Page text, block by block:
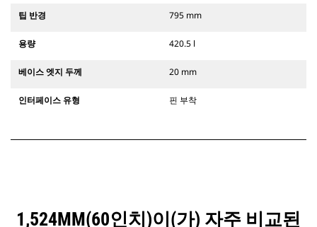
팁 반경 795 mm
용량 420.5 l
베이스 엣지 두께 20 mm
인터페이스 유형 핀 부착
1,524MM(60인치)이(가) 자주 비교된